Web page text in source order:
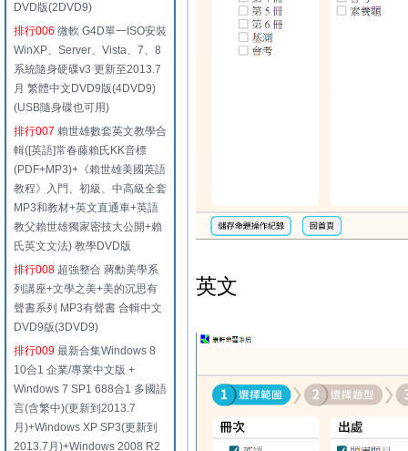
DVD版(2DVD9)
排行006 微軟 G4D單一ISO安裝
WinXP、Server、Vista、7、8
系統隨身硬碟v3 更新至2013.7
月 繁體中文DVD9版(4DVD9)
(USB隨身碟也可用)
排行007 賴世雄數套英文教學合
輯([英語]常春藤賴氏KK音標
(PDF+MP3)+《賴世雄美國英語
教程》入門、初級、中高級全套
MP3和教材+英文直通車+英語
教父賴世雄獨家密技大公開+賴
氏英文文法) 教學DVD版
排行008 超強整合 蔣勳美學系
列講座+文學之美+美的沉思有
聲書系列 MP3有聲書 合輯中文
DVD9版(3DVD9)
排行009 最新合集Windows 8
10合1 企業/專業中文版 +
Windows 7 SP1 688合1 多國語
言(含繁中)(更新到2013.7
月)+Windows XP SP3(更新到
2013.7月)+Windows 2008 R2
英文